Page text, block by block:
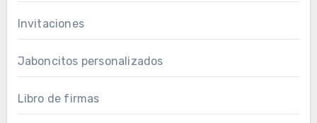
Invitaciones
Jaboncitos personalizados
Libro de firmas